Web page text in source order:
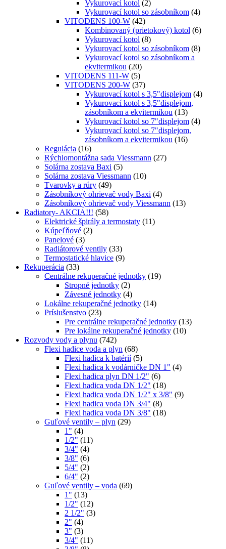
Vykurovací kotol (2)
Vykurovací kotol so zásobníkom (4)
VITODENS 100-W (42)
Kombinovaný (prietokový) kotol (6)
Vykurovací kotol (8)
Vykurovací kotol so zásobníkom (8)
Vykurovací kotol so zásobníkom a
ekvitermikou (20)
VITODENS 111-W (5)
VITODENS 200-W (37)
Vykurovací kotol s 3,5"displejom (4)
Vykurovací kotol s 3,5"displejom,
zásobníkom a ekvitermikou (13)
Vykurovací kotol so 7"displejom (4)
Vykurovací kotol so 7"displejom,
zásobníkom a ekvitermikou (16)
Regulácia (16)
Rýchlomontážna sada Viessmann (27)
Solárna zostava Baxi (5)
Solárna zostava Viessmann (10)
Tvarovky a rúry (49)
Zásobníkový ohrievač vody Baxi (4)
Zásobníkový ohrievač vody Viessmann (13)
Radiatory- AKCIA!!! (58)
Elektrické špirály a termostaty (11)
Kúpeľňové (2)
Panelové (3)
Radiátorové ventily (33)
Termostatické hlavice (9)
Rekuperácia (33)
Centrálne rekuperačné jednotky (19)
Stropné jednotky (2)
Závesné jednotky (4)
Lokálne rekuperačné jednotky (14)
Príslušenstvo (23)
Pre centrálne rekuperačné jednotky (13)
Pre lokálne rekuperačné jednotky (10)
Rozvody vody a plynu (742)
Flexi hadice voda a plyn (68)
Flexi hadica k batérií (5)
Flexi hadica k vodárničke DN 1" (4)
Flexi hadica plyn DN 1/2" (6)
Flexi hadica voda DN 1/2" (18)
Flexi hadica voda DN 1/2" x 3/8" (9)
Flexi hadica voda DN 3/4" (8)
Flexi hadica voda DN 3/8" (18)
Guľové ventily – plyn (29)
1" (4)
1/2" (11)
3/4" (4)
3/8" (6)
5/4" (2)
6/4" (2)
Guľové ventily – voda (69)
1" (13)
1/2" (12)
2 1/2" (3)
2" (4)
3" (3)
3/4" (11)